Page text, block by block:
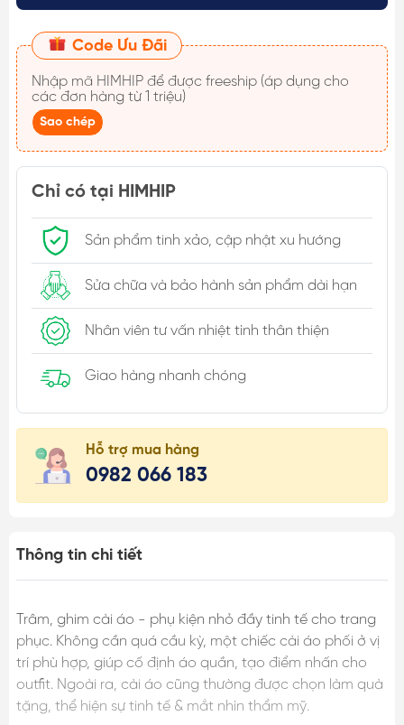
Code Ưu Đãi
Nhập mã HIMHIP
các đơn hàng từ 1 triệu)
Sao chép
Chỉ có tại HIMHIP
Sản phẩm tinh xảo, cập nhật xu hướng
Sửa chữa và bảo hành sản phẩm dài hạn
Nhân viên tư vấn nhiệt tình thân thiện
Giao hàng nhanh chóng
Hỗ trợ mua hàng
0982 066 183
Thông tin chi tiết
Trâm, ghim cài áo - phụ kiện nhỏ đầy tinh tế cho trang
phục. Không cần quá cầu kỳ, một chiếc cài áo phối ở vị
trí phù hợp, giúp cố định áo quần, tạo điểm nhấn cho
outfit. Ngoài ra, cài áo cũng thường được chọn làm quà
tặng, thể hiện sự tinh tế & mắt nhìn thẩm mỹ.